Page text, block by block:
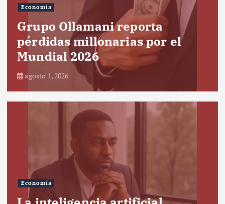
Economía
Grupo Ollamani reporta
pérdidas millonarias por el
Mundial 2026
agosto 1, 2026
Economía